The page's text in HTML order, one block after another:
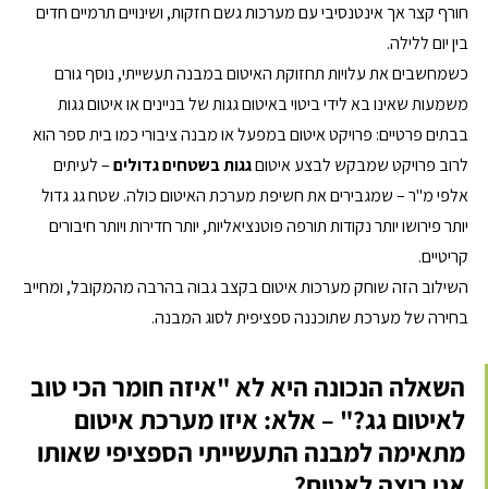
חורף קצר אך אינטנסיבי עם מערכות גשם חזקות, ושינויים תרמיים חדים
בין יום ללילה.
כשמחשבים את עלויות תחזוקת האיטום במבנה תעשייתי, נוסף גורם
משמעות שאינו בא לידי ביטוי באיטום גגות של בניינים או איטום גגות
בבתים פרטיים: פרויקט איטום במפעל או מבנה ציבורי כמו בית ספר הוא
לרוב פרויקט שמבקש לבצע איטום גגות בשטחים גדולים – לעיתים
אלפי מ"ר – שמגבירים את חשיפת מערכת האיטום כולה. שטח גג גדול
יותר פירושו יותר נקודות תורפה פוטנציאליות, יותר חדירות ויותר חיבורים
קריטיים.
השילוב הזה שוחק מערכות איטום בקצב גבוה בהרבה מהמקובל, ומחייב
בחירה של מערכת שתוכננה ספציפית לסוג המבנה.
השאלה הנכונה היא לא "איזה חומר הכי טוב
לאיטום גג?" – אלא: איזו מערכת איטום
מתאימה למבנה התעשייתי הספציפי שאותו